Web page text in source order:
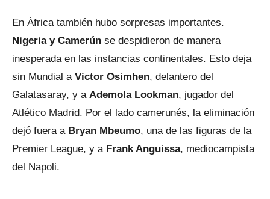
En África también hubo sorpresas importantes.
Nigeria y Camerún se despidieron de manera
inesperada en las instancias continentales. Esto deja
sin Mundial a Victor Osimhen, delantero del
Galatasaray, y a Ademola Lookman, jugador del
Atlético Madrid. Por el lado camerunés, la eliminación
dejó fuera a Bryan Mbeumo, una de las figuras de la
Premier League, y a Frank Anguissa, mediocampista
del Napoli.